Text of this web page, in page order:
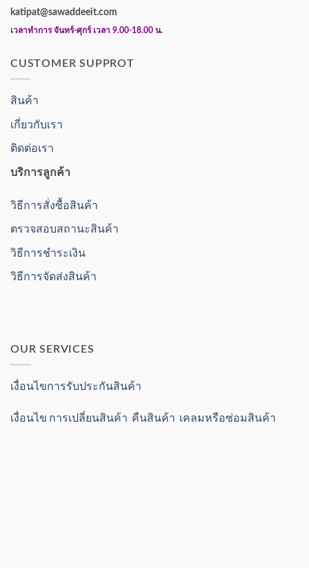
katipat@sawaddeeit.com
เวลาทำการ จันทร์-ศุกร์ เวลา 9.00-18.00 น.
CUSTOMER SUPPROT
สินค้า
เกี่ยวกับเรา
ติดต่อเรา
บริการลูกค้า
วิธีการสั่งซื้อสินค้า
ตรวจสอบสถานะสินค้า
วิธีการชำระเงิน
วิธีการจัดส่งสินค้า
OUR SERVICES
เงื่อนไขการรับประกันสินค้า
เงื่อนไข การเปลี่ยนสินค้า คืนสินค้า เคลมหรือซ่อมสินค้า